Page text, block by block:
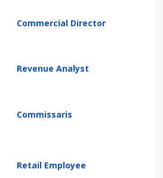
Commercial Director
Revenue Analyst
Commissaris
Retail Employee